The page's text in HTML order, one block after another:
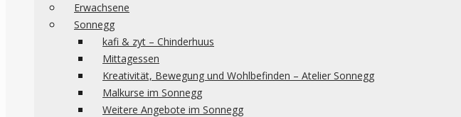
Erwachsene
Sonnegg
kafi & zyt – Chinderhuus
Mittagessen
Kreativität, Bewegung und Wohlbefinden – Atelier Sonnegg
Malkurse im Sonnegg
Weitere Angebote im Sonnegg